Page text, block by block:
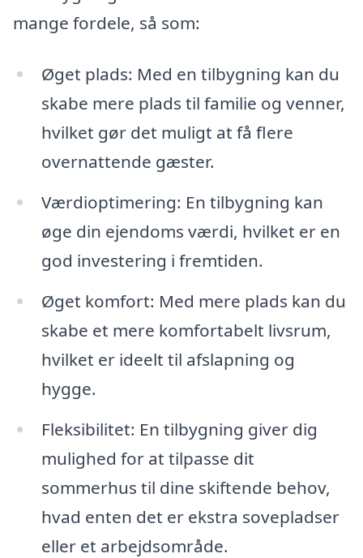
mange fordele, så som:
Øget plads: Med en tilbygning kan du
skabe mere plads til familie og venner,
hvilket gør det muligt at få flere
overnattende gæster.
Værdioptimering: En tilbygning kan
øge din ejendoms værdi, hvilket er en
god investering i fremtiden.
Øget komfort: Med mere plads kan du
skabe et mere komfortabelt livsrum,
hvilket er ideelt til afslapning og
hygge.
Fleksibilitet: En tilbygning giver dig
mulighed for at tilpasse dit
sommerhus til dine skiftende behov,
hvad enten det er ekstra sovepladser
eller et arbejdsområde.